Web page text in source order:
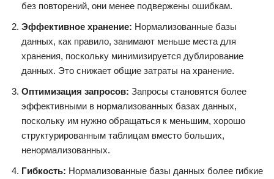
без повторений, они менее подвержены ошибкам.
Эффективное хранение: Нормализованные базы
данных, как правило, занимают меньше места для
хранения, поскольку минимизируется дублирование
данных. Это снижает общие затраты на хранение.
Оптимизация запросов: Запросы становятся более
эффективными в нормализованных базах данных,
поскольку им нужно обращаться к меньшим, хорошо
структурированным таблицам вместо больших,
ненормализованных.
Гибкость: Нормализованные базы данных более гибкие